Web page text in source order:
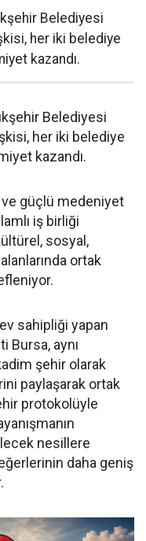
Belediyesi
her iki belediye
kazandı.
Belediyesi
her iki belediye
kazandı.
güçlü medeniyet
iş birliği
sosyal,
ortak
sahipliği yapan
Bursa, aynı
şehir olarak
paylaşarak ortak
protokolüyle
nesillere
daha geniş